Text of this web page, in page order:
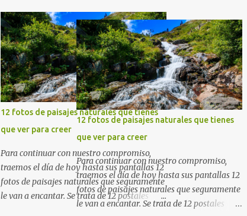
12 fotos de paisajes naturales que tienes
que ver para creer
Para continuar con nuestro compromiso,
traemos el día de hoy hasta sus pantallas 12
fotos de paisajes naturales que seguramente
le van a encantar. Se trata de 12 postales
majestuosas donde la naturaleza hace
12 fotos de paisajes naturales que tienes
que ver para creer
Para continuar con nuestro compromiso,
traemos el día de hoy hasta sus pantallas 12
fotos de paisajes naturales que seguramente
le van a encantar. Se trata de 12 postales